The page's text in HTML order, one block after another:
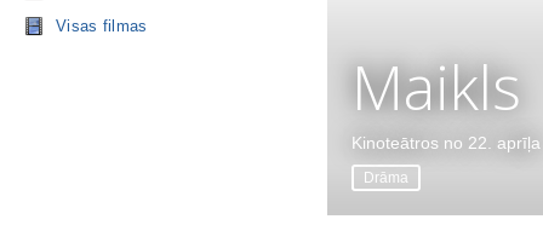
Visas filmas
Maikls
Kinoteātros no 22. aprīļa
Drāma